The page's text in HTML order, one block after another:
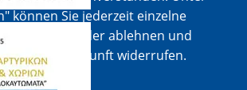
können Sie jederzeit einzelne
akzeptieren oder ablehnen und
für die Zukunft widerrufen.